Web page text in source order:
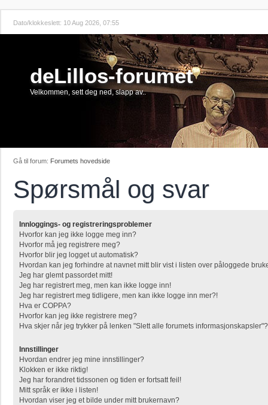
Dato/klokkeslett: 10 Aug 2026, 07:55
deLillos-forumet
Velkommen, sett deg ned, slapp av..
Gå til forum: Forumets hovedside
Spørsmål og svar
Innloggings- og registreringsproblemer
Hvorfor kan jeg ikke logge meg inn?
Hvorfor må jeg registrere meg?
Hvorfor blir jeg logget ut automatisk?
Hvordan kan jeg forhindre at navnet mitt blir vist i listen over påloggede
Jeg har glemt passordet mitt!
Jeg har registrert meg, men kan ikke logge inn!
Jeg har registrert meg tidligere, men kan ikke logge inn mer?!
Hva er COPPA?
Hvorfor kan jeg ikke registrere meg?
Hva skjer når jeg trykker på lenken "Slett alle forumets informasjonskapsler"?
Innstillinger
Hvordan endrer jeg mine innstillinger?
Klokken er ikke riktig!
Jeg har forandret tidssonen og tiden er fortsatt feil!
Mitt språk er ikke i listen!
Hvordan viser jeg et bilde under mitt brukernavn?